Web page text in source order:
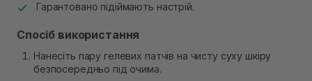
Гарантовано підіймають настрій.
Спосіб використання
Нанесіть пару гелевих патчів на чисту суху шкіру
безпосередньо під очима.